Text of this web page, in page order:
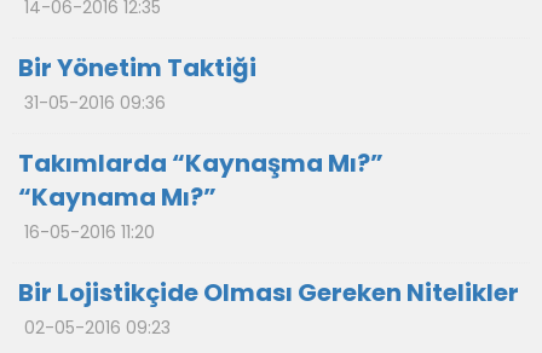
14-06-2016 12:35
Bir Yönetim Taktiği
31-05-2016 09:36
Takımlarda “Kaynaşma Mı?”
“Kaynama Mı?”
16-05-2016 11:20
Bir Lojistikçide Olması Gereken Nitelikler
02-05-2016 09:23